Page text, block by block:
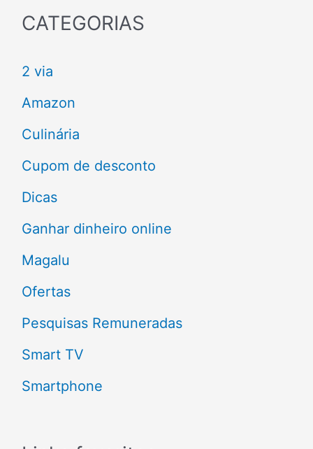
q
i
s
a
r
:
CATEGORIAS
2 via
Amazon
Culinária
Cupom de desconto
Dicas
Ganhar dinheiro online
Magalu
Ofertas
Pesquisas Remuneradas
Smart TV
Smartphone